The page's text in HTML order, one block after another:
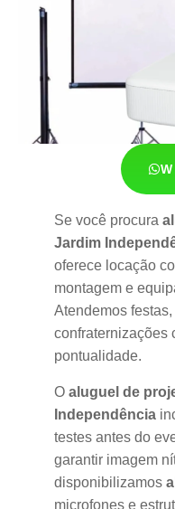
Se você procura
Jardim
oferece locação
montagem e
Atendemos
confraternizações
pontualidade.
O aluguel de
Independência
testes antes do
garantir imagem
disponibilizamos
microfones e